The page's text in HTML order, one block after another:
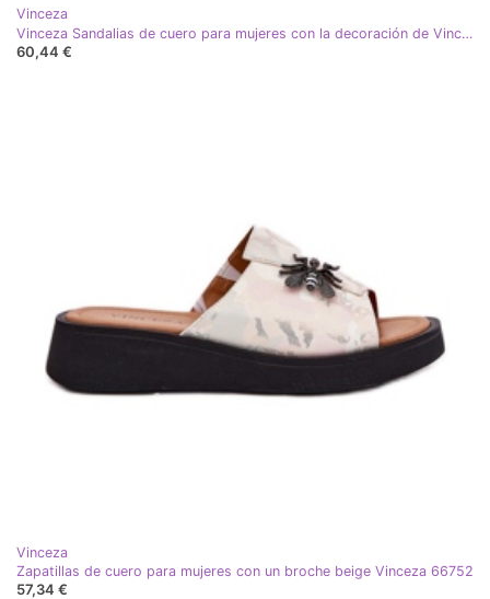
Vinceza
Vinceza Sandalias de cuero para mujeres con la decoración de Vincez 66757 White blanco
60,44 €
Vinceza
Zapatillas de cuero para mujeres con un broche beige Vinceza 66752
57,34 €